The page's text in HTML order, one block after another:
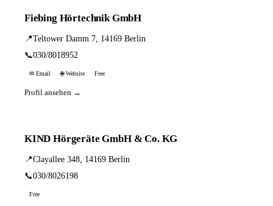
Fiebing Hörtechnik GmbH
📍Teltower Damm 7, 14169 Berlin
📞030/8018952
✉ Email 🌐 Website Free
Profil ansehen →
KIND Hörgeräte GmbH & Co. KG
📍Clayallee 348, 14169 Berlin
📞030/8026198
Free